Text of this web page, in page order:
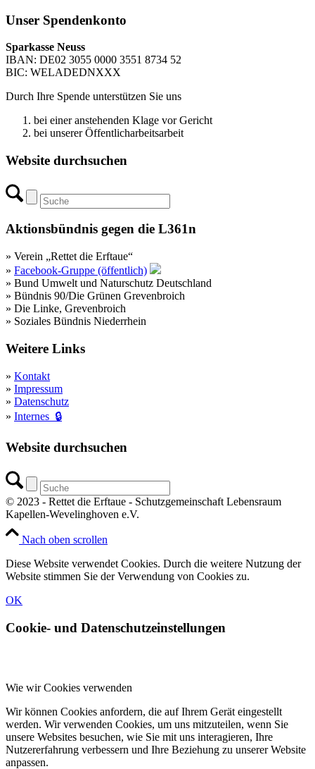
Unser Spendenkonto
Sparkasse Neuss
IBAN: DE02 3055 0000 3551 8734 52
BIC: WELADEDNXXX
Durch Ihre Spende unterstützen Sie uns
bei einer anstehenden Klage vor Gericht
bei unserer Öffentlicharbeitsarbeit
Website durchsuchen
Aktionsbündnis gegen die L361n
» Verein „Rettet die Erftaue“
» Facebook-Gruppe (öffentlich)
» Bund Umwelt und Naturschutz Deutschland
» Bündnis 90/Die Grünen Grevenbroich
» Die Linke, Grevenbroich
» Soziales Bündnis Niederrhein
Weitere Links
» Kontakt
» Impressum
» Datenschutz
» Internes 🔒
Website durchsuchen
© 2023 - Rettet die Erftaue - Schutzgemeinschaft Lebensraum
Kapellen-Wevelinghoven e.V.
Nach oben scrollen
Diese Website verwendet Cookies. Durch die weitere Nutzung der
Website stimmen Sie der Verwendung von Cookies zu.
OK
Cookie- und Datenschutzeinstellungen
Wie wir Cookies verwenden
Wir können Cookies anfordern, die auf Ihrem Gerät eingestellt
werden. Wir verwenden Cookies, um uns mitzuteilen, wenn Sie
unsere Websites besuchen, wie Sie mit uns interagieren, Ihre
Nutzererfahrung verbessern und Ihre Beziehung zu unserer Website
anpassen.